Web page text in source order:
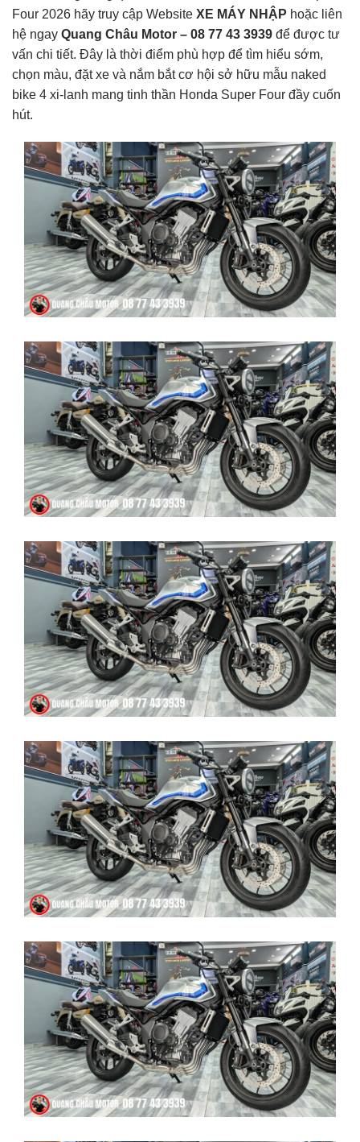
Four 2026 hãy truy cập Website XE MÁY NHẬP hoặc liên
hệ ngay Quang Châu Motor – 08 77 43 3939 để được tư
vấn chi tiết. Đây là thời điểm phù hợp để tìm hiểu sớm,
chọn màu, đặt xe và nắm bắt cơ hội sở hữu mẫu naked
bike 4 xi-lanh mang tinh thần Honda Super Four đầy cuốn
hút.